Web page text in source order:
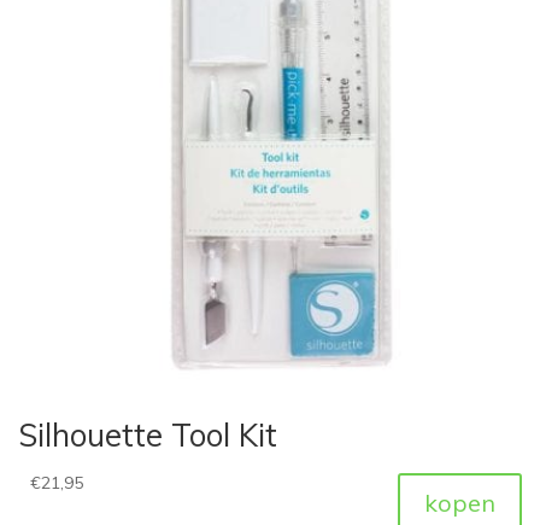
Silhouette Tool Kit
€21,95
kopen